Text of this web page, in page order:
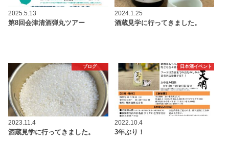
2025.5.13
第8回会津清酒弾丸ツアー
2024.1.25
酒蔵見学に行ってきました。
ブログ
2023.11.4
酒蔵見学に行ってきました。
日本酒イベント
2022.10.4
3年ぶり！